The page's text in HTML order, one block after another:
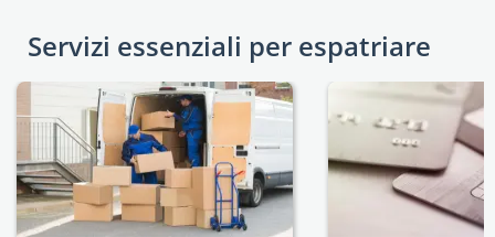
Servizi essenziali per espatriare